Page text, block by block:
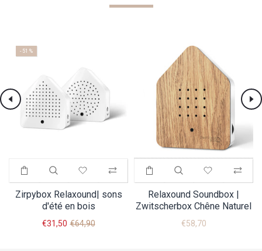
- 51 %
Zirpybox Relaxound| sons
d'été en bois
€31,50 €64,90
Relaxound Soundbox |
Zwitscherbox Chêne Naturel
€58,70